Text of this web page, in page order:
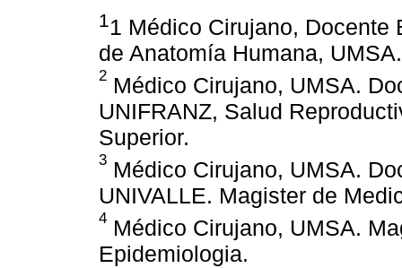
11 Médico Cirujano, Docente
de Anatomía Humana,
2 Médico Cirujano, UMSA.
UNIFRANZ, Salud
Superior.
3 Médico Cirujano, UMSA.
UNIVALLE. Magister de
4 Médico Cirujano, UMSA.
Epidemiologia.